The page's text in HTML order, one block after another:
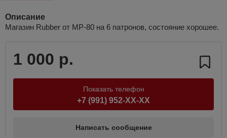
Описание
Магазин Rubber от МР-80 на 6 патронов, состояние хорошее.
1 000 р.
Показать телефон
+7 (991) 952-XX-XX
Написать сообщение